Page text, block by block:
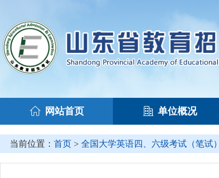
网站首页 单位概况
当前位置： 首页 > 全国大学英语四、六级考试（笔试